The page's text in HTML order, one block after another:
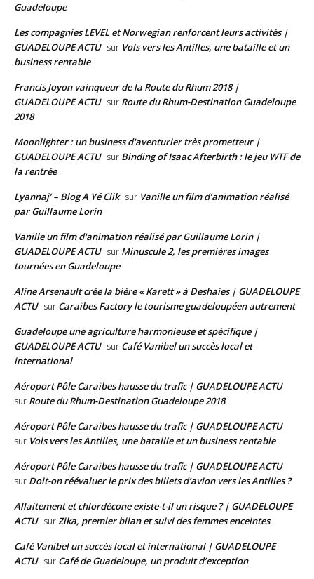
Guadeloupe
Les compagnies LEVEL et Norwegian renforcent leurs activités |
GUADELOUPE ACTU sur Vols vers les Antilles, une bataille et un
business rentable
Francis Joyon vainqueur de la Route du Rhum 2018 |
GUADELOUPE ACTU sur Route du Rhum-Destination Guadeloupe
2018
Moonlighter : un business d'aventurier très prometteur |
GUADELOUPE ACTU sur Binding of Isaac Afterbirth : le jeu WTF de
la rentrée
Lyannaj’ – Blog A Yé Clik sur Vanille un film d’animation réalisé
par Guillaume Lorin
Vanille un film d'animation réalisé par Guillaume Lorin |
GUADELOUPE ACTU sur Minuscule 2, les premières images
tournées en Guadeloupe
Aline Arsenault crée la bière « Karett » à Deshaies | GUADELOUPE
ACTU sur Caraïbes Factory le tourisme guadeloupéen autrement
Guadeloupe une agriculture harmonieuse et spécifique |
GUADELOUPE ACTU sur Café Vanibel un succès local et
international
Aéroport Pôle Caraïbes hausse du trafic | GUADELOUPE ACTU
sur Route du Rhum-Destination Guadeloupe 2018
Aéroport Pôle Caraïbes hausse du trafic | GUADELOUPE ACTU
sur Vols vers les Antilles, une bataille et un business rentable
Aéroport Pôle Caraïbes hausse du trafic | GUADELOUPE ACTU
sur Doit-on réévaluer le prix des billets d’avion vers les Antilles ?
Allaitement et chlordécone existe-t-il un risque ? | GUADELOUPE
ACTU surZika, premier bilan et suivi des femmes enceintes
Café Vanibel un succès local et international | GUADELOUPE
ACTU sur Café de Guadeloupe, un produit d’exception